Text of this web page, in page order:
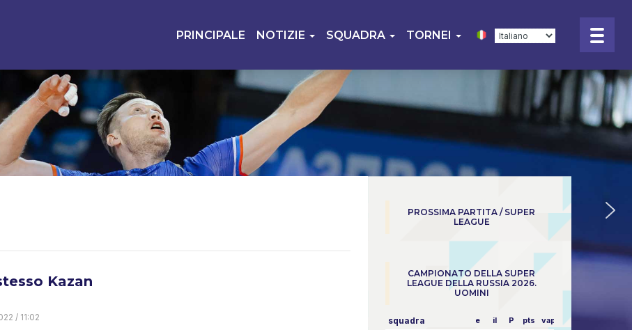
PRINCIPALE NOTIZIE SQUADRA TORNEI
Kazan
/ 11:02
PROSSIMA PARTITA / SUPER
LEAGUE
CAMPIONATO DELLA SUPER
LEAGUE DELLA RUSSIA 2026.
UOMINI
squadra e il P pts vapore